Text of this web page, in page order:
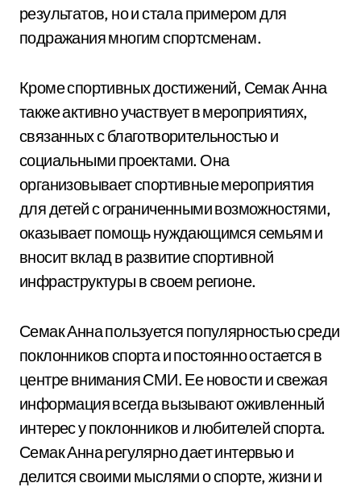
результатов, но и стала примером для
подражания многим спортсменам.
Кроме спортивных достижений, Семак Анна
также активно участвует в мероприятиях,
связанных с благотворительностью и
социальными проектами. Она
организовывает спортивные мероприятия
для детей с ограниченными возможностями,
оказывает помощь нуждающимся семьям и
вносит вклад в развитие спортивной
инфраструктуры в своем регионе.
Семак Анна пользуется популярностью среди
поклонников спорта и постоянно остается в
центре внимания СМИ. Ее новости и свежая
информация всегда вызывают оживленный
интерес у поклонников и любителей спорта.
Семак Анна регулярно дает интервью и
делится своими мыслями о спорте, жизни и